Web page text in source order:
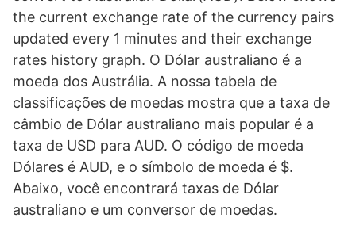
the current exchange rate of the currency pairs
updated every 1 minutes and their exchange
rates history graph. O Dólar australiano é a
moeda dos Austrália. A nossa tabela de
classificações de moedas mostra que a taxa de
câmbio de Dólar australiano mais popular é a
taxa de USD para AUD. O código de moeda
Dólares é AUD, e o símbolo de moeda é $.
Abaixo, você encontrará taxas de Dólar
australiano e um conversor de moedas.